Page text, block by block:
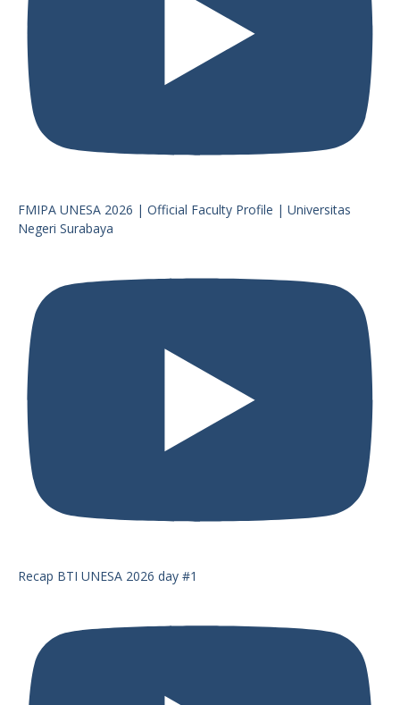
FMIPA UNESA 2026 | Official Faculty Profile | Universitas
Negeri Surabaya
Recap BTI UNESA 2026 day #1